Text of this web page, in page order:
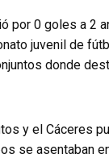
por 0 goles a 2
juvenil de
donde
y el Cáceres
se asentaban